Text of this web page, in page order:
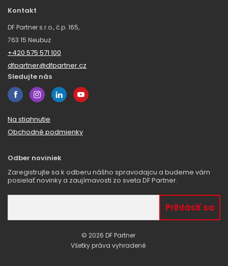
© 2026 DF Partner
Všetky práva vyhradené
Kontakt
DF Partner s.r.o., č.p. 165,
763 15 Neubuz
+420 575 571 100
dfpartner@dfpartner.cz
Sledujte nás
Na stiahnutie
Obchodné podmienky
Odber noviniek
Zaregistrujte sa k odberu nášho spravodajcu a budeme vám
posielať novinky a zaujímavosti zo sveta DF Partner.